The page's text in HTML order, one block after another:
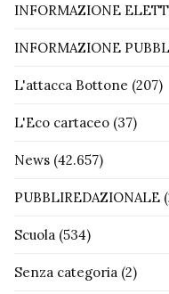
INFORMAZIONE
INFORMAZIONE
L'attacca Bottone (207)
L'Eco cartaceo (37)
News (42.657)
PUBBLIREDAZIONALE
Scuola (534)
Senza categoria (2)